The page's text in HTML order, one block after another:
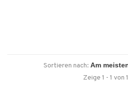
Sortieren nach:
Zeige 1 - 1 von 1